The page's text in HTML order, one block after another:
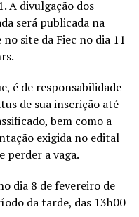
A divulgação dos
será publicada na
site da Fiec no dia 11
é de responsabilidade
de sua inscrição até
bem como a
exigida no edital
perder a vaga.
dia 8 de fevereiro de
da tarde, das 13h00